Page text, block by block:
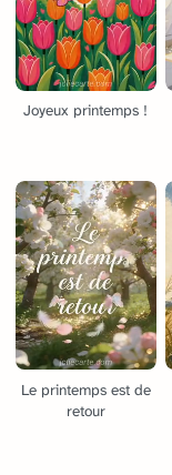
Joyeux printemps !
Le printemps est de
retour